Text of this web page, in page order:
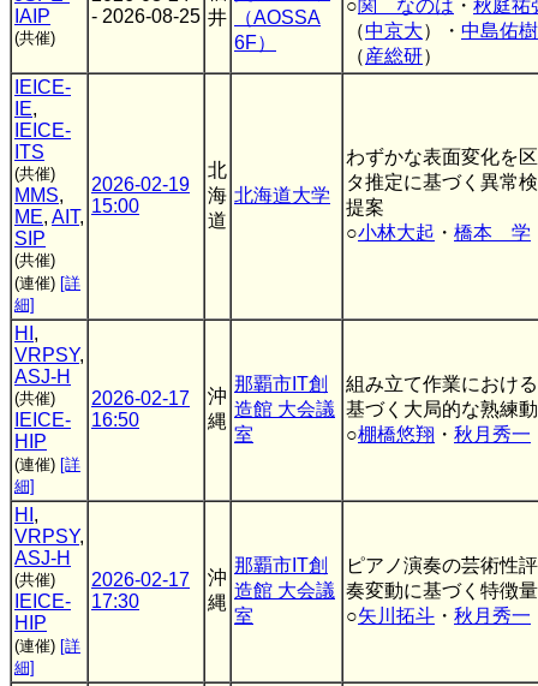
IAIP
(共催)
- 2026-08-25 井
（AOSSA
6F）
○関 なのは ・ 秋庭祐
（中京大）・ 中島佑樹
（産総研）
IEICE-
IE,
IEICE-
ITS
(共催)
MMS,
ME, AIT,
SIP
(共催)
(連催) [詳
細]
2026-02-19
15:00
北
海
道
北海道大学
わずかな表面変化を
タ推定に基づく異常
提案
○小林大起 ・ 橋本 学
HI ,
VRPSY,
ASJ-H
(共催)
IEICE-
HIP
(連催) [詳
細]
2026-02-17
16:50
沖
縄
那覇市IT創
造館 大会議
室
組み立て作業におけ
基づく大局的な熟練
○棚橋悠翔 ・ 秋月秀一
HI ,
VRPSY,
ASJ-H
(共催)
IEICE-
HIP
(連催) [詳
細]
2026-02-17
17:30
沖
縄
那覇市IT創
造館 大会議
室
ピアノ演奏の芸術性
奏変動に基づく特徴
○矢川拓斗 ・ 秋月秀一